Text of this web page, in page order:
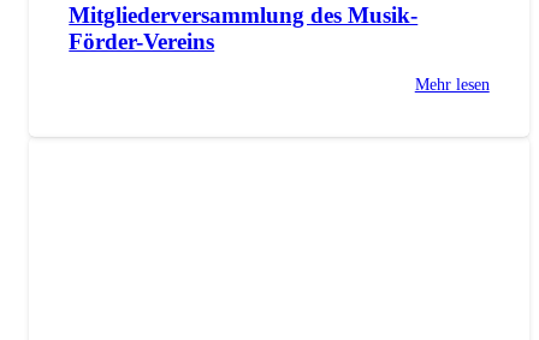
Mitgliederversammlung des Musik-
Förder-Vereins
Mehr lesen